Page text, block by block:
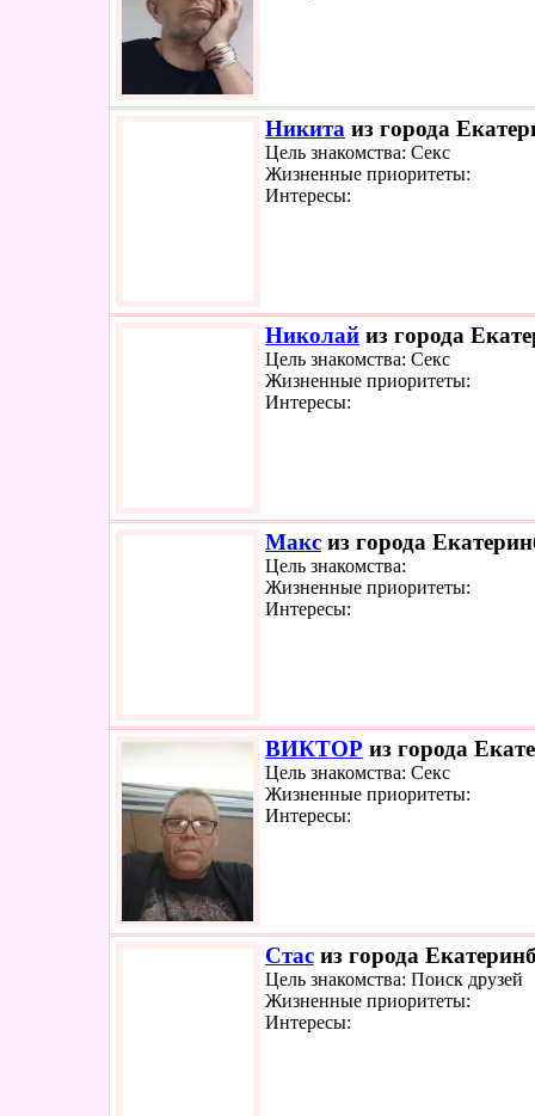
Никита из города
Цель знакомства: Секс
Жизненные приоритеты:
Интересы:
Николай из города
Цель знакомства: Секс
Жизненные приоритеты:
Интересы:
Макс из города
Цель знакомства:
Жизненные приоритеты:
Интересы:
ВИКТОР из города
Цель знакомства: Секс
Жизненные приоритеты:
Интересы:
Стас из города
Цель знакомства: Поиск друзей
Жизненные приоритеты:
Интересы: